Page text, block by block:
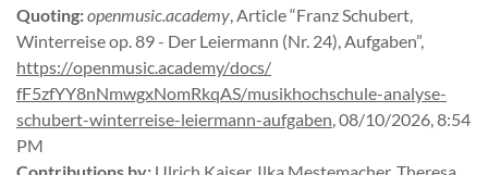
Quoting:openmusic.academy,Article “Franz Schubert,
Winterreise op. 89 - Der Leiermann (Nr. 24), Aufgaben”,
https://openmusic.academy/docs/
fF5zfYY8nNmwgxNomRkqAS/musikhochschule-analyse-
schubert-winterreise-leiermann-aufgaben,08/10/2026, 8:54
PM